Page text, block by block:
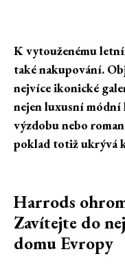
K vytouženému
také nakupování.
nejvíce ikonické
nejen luxusní módní
výzdobu nebo
poklad totiž ukrývá
Harrods
Zavítejte do
domu Evropy